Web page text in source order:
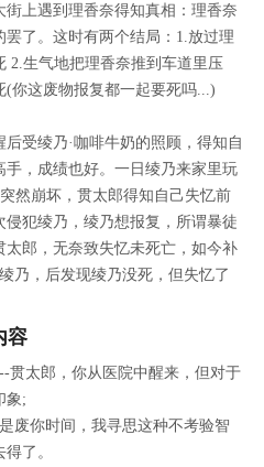
上遇到理香奈得知真相：理香奈
了。这时有两个结局：1.放过理
2.生气地把理香奈推到车道里压
你这废物报复都一起要死吗...)
受绫乃·咖啡牛奶的照顾，得知自
，成绩也好。一日绫乃来家里玩
然崩坏，贯太郎得知自己失忆前
犯绫乃，绫乃想报复，所谓暴徒
郎，无奈致失忆未死亡，如今补
乃，后发现绫乃没死，但失忆了
容
贯太郎，你从医院中醒来，但对于
象;
废你时间，我寻思这种不考验智
了。